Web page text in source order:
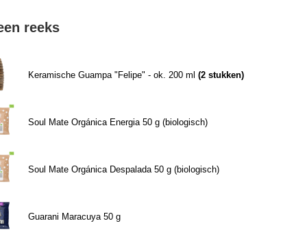
reeks
Keramische Guampa "Felipe" - ok. 200 ml (2 stukken)
Soul Mate Orgánica Energia 50 g (biologisch)
Soul Mate Orgánica Despalada 50 g (biologisch)
Guarani Maracuya 50 g